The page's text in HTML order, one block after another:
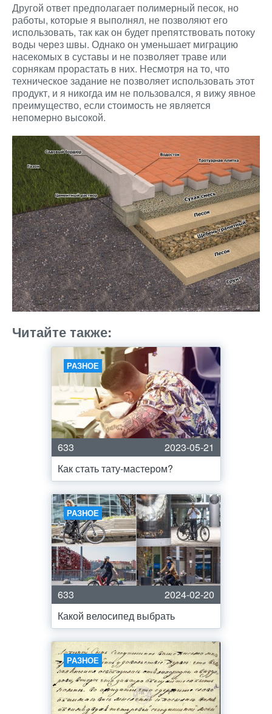
Другой ответ предполагает полимерный песок, но
работы, которые я выполнял, не позволяют его
использовать, так как он будет препятствовать потоку
воды через швы. Однако он уменьшает миграцию
насекомых в суставы и не позволяет траве или
сорнякам прорастать в них. Несмотря на то, что
техническое задание не позволяет использовать этот
продукт, и я никогда им не пользовался, я вижу явное
преимущество, если стоимость не является
непомерно высокой.
Читайте также:
РАЗНОЕ
633
2023-05-21
Как стать тату-мастером?
РАЗНОЕ
633
2024-02-20
Какой велосипед выбрать
РАЗНОЕ